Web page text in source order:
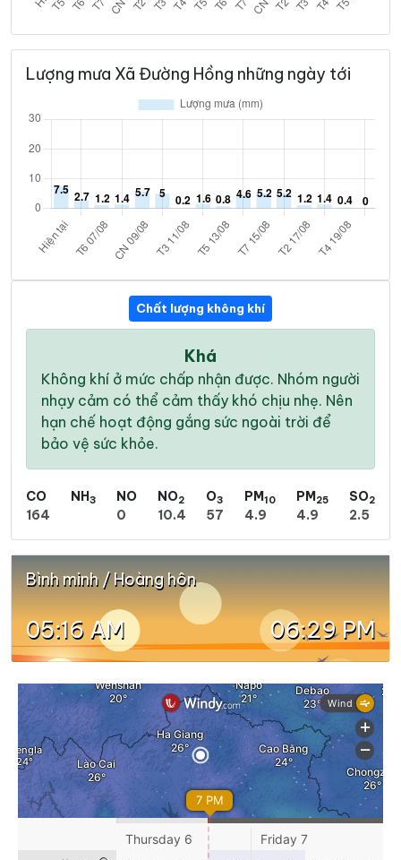
Lượng mưa Xã Đường Hồng những ngày tới
Chất lượng không khí
Khá
Không khí ở mức chấp nhận được. Nhóm người
nhạy cảm có thể cảm thấy khó chịu nhẹ. Nên
hạn chế hoạt động gắng sức ngoài trời để
bảo vệ sức khỏe.
CO
164
NH3
NO
0
NO2
10.4
O3
57
PM10
4.9
PM25
4.9
SO2
2.5
Bình minh / Hoàng hôn
05:16 AM 06:29 PM